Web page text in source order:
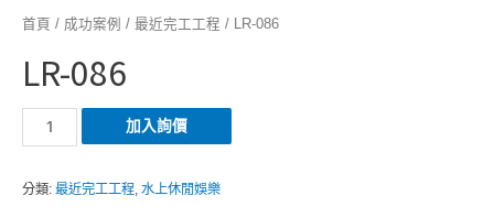
首頁 / 成功案例 / 最近完工工程 / LR-086
LR-086
086
加入詢價
分類: 最近完工工程, 水上休閒娛樂